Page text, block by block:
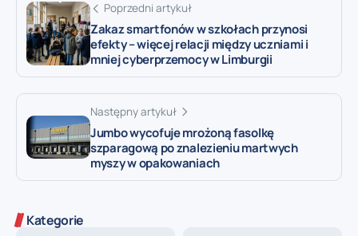
Poprzedni artykuł
Zakaz smartfonów w szkołach przynosi
efekty – więcej relacji między uczniami i
mniej cyberprzemocy w Limburgii
Następny artykuł
Jumbo wycofuje mrożoną fasolkę
szparagową po znalezieniu martwych
myszy w opakowaniach
Kategorie